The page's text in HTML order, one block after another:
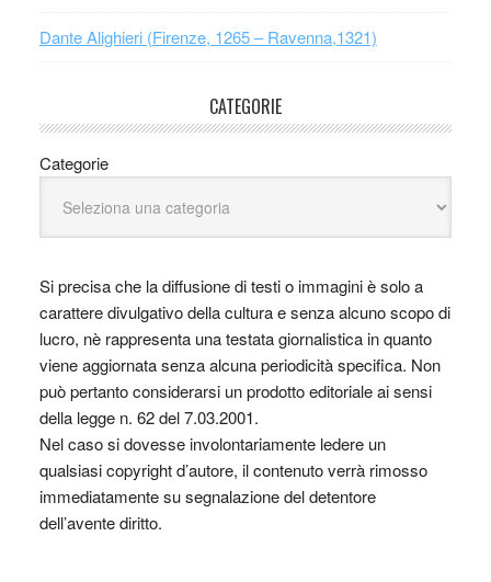
Dante Alighieri (Firenze, 1265 – Ravenna,1321)
CATEGORIE
Categorie
Si precisa che la diffusione di testi o immagini è solo a
carattere divulgativo della cultura e senza alcuno scopo di
lucro, nè rappresenta una testata giornalistica in quanto
viene aggiornata senza alcuna periodicità specifica. Non
può pertanto considerarsi un prodotto editoriale ai sensi
della legge n. 62 del 7.03.2001.
Nel caso si dovesse involontariamente ledere un
qualsiasi copyright d’autore, il contenuto verrà rimosso
immediatamente su segnalazione del detentore
dell’avente diritto.